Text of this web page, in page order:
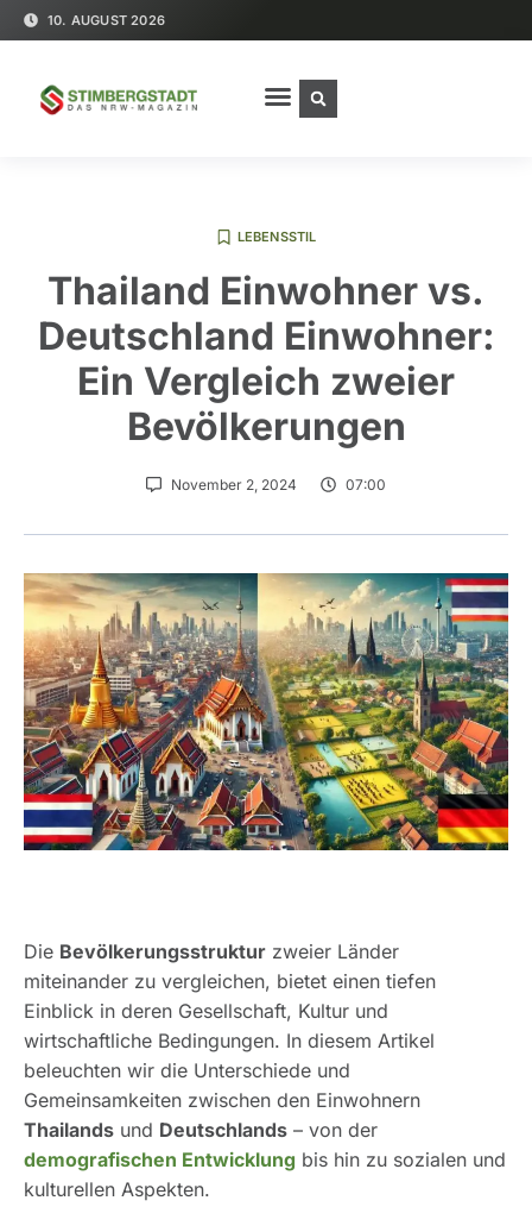
10. AUGUST 2026
LEBENSSTIL
Thailand Einwohner vs.
Deutschland Einwohner:
Ein Vergleich zweier
Bevölkerungen
November 2, 2024 07:00
Die Bevölkerungsstruktur zweier Länder
miteinander zu vergleichen, bietet einen tiefen
Einblick in deren Gesellschaft, Kultur und
wirtschaftliche Bedingungen. In diesem Artikel
beleuchten wir die Unterschiede und
Gemeinsamkeiten zwischen den Einwohnern
Thailands und Deutschlands – von der
demografischen Entwicklung bis hin zu sozialen und
kulturellen Aspekten.